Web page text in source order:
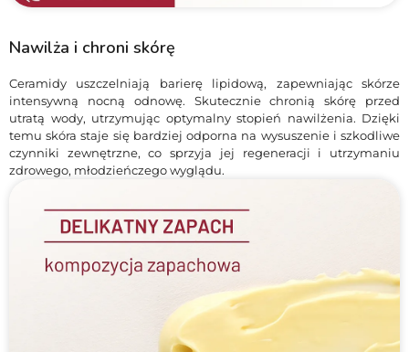
Nawilża i chroni skórę
Ceramidy uszczelniają barierę lipidową, zapewniając skórze
intensywną nocną odnowę. Skutecznie chronią skórę przed
utratą wody, utrzymując optymalny stopień nawilżenia. Dzięki
temu skóra staje się bardziej odporna na wysuszenie i szkodliwe
czynniki zewnętrzne, co sprzyja jej regeneracji i utrzymaniu
zdrowego, młodzieńczego wyglądu.